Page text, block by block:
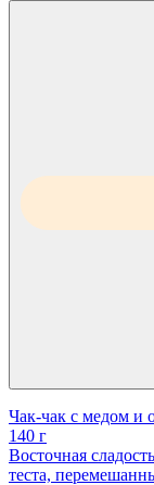
Чак-чак с медом и
140 г
Восточная
теста,